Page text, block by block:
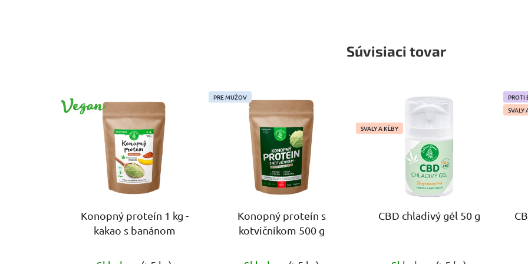
Súvisiaci tovar
VEGAN
Konopný proteín 1 kg -
kakao s banánom
PRE MUŽOV
Konopný proteín s
kotvičníkom 500 g
SVALY A KĹBY
CBD chladivý gél 50 g
PROTI
SVALY